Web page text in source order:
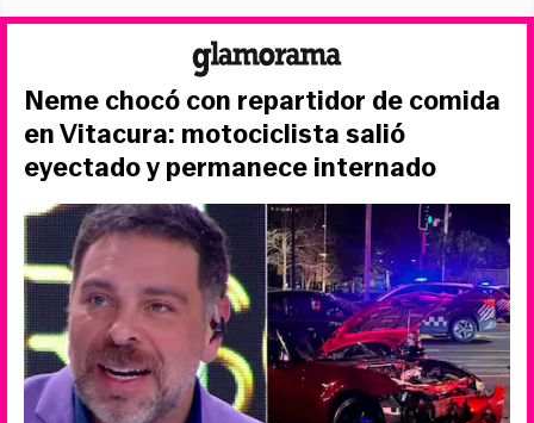
Neme chocó con repartidor de comida
en Vitacura: motociclista salió
eyectado y permanece internado